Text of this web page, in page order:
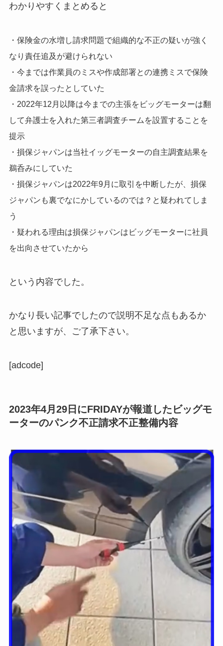
わかりやすくまとめると
・保険金の水増し請求問題で組織的な不正の疑いが強く
なり責任追及が避けられない
・今までは作業員のミスや作成部署との連携ミスで保険
金請求を誤ったとしていた
・2022年12月以降は今までの主張をビッグモーターは翻
して弁護士を入れた第三者調査チームを設置することを
提示
・損保ジャパンは当社イッグモーターの自主調査結果を
鵜呑みにしていた
・損保ジャパンは2022年9月に取引を中断したが、損保
ジャパンも裏でなにかしているのでは？と疑われてしま
う
・疑われる理由は損保ジャパンはビッグモーターに社員
を出向させていたから
という内容でした。
かなり長い記事でしたので説明不足な点もあるか
と思いますが、ご了承下さい。
[adcode]
2023年4月29日にFRIDAYが報道したビッグモ
ーターのパンク不正請求不正整備内容